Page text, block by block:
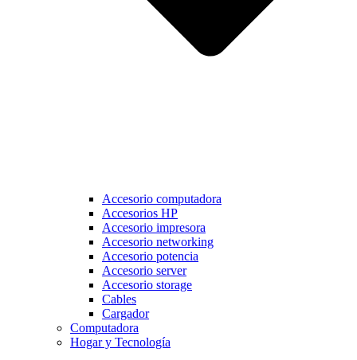
Accesorio computadora
Accesorios HP
Accesorio impresora
Accesorio networking
Accesorio potencia
Accesorio server
Accesorio storage
Cables
Cargador
Computadora
Hogar y Tecnología